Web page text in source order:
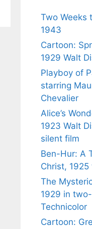
Two Weeks
1943
Cartoon:
1929 Walt
Playboy of
starring
Chevalier
Alice’s
1923 Walt
silent film
Ben-Hur: A
Christ, 1925
The
1929 in
Technicolor
Cartoon: